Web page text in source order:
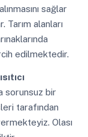
sağlar
Tarım alanları
edilmektedir.
sorunsuz bir
tarafından
Olası